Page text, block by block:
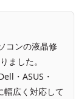
コンの液晶修
ました。
・ASUS・
幅広く対応して